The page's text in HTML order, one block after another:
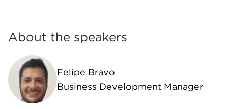
About the speakers
Felipe Bravo
Business Development Manager